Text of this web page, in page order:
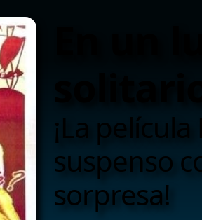
¡La
suspenso
sorpresa!